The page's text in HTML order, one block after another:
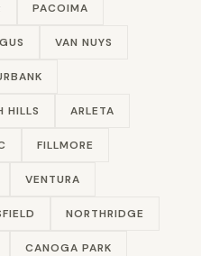
PACOIMA
VAN NUYS
HILLS ARLETA
FILLMORE
VENTURA
NORTHRIDGE
CANOGA PARK